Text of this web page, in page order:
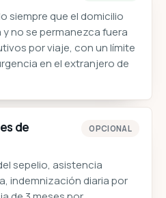
siempre que el domicilio
no se permanezca fuera
por viaje, con un límite
en el extranjero de
de
OPCIONAL
sepelio, asistencia
indemnización diaria por